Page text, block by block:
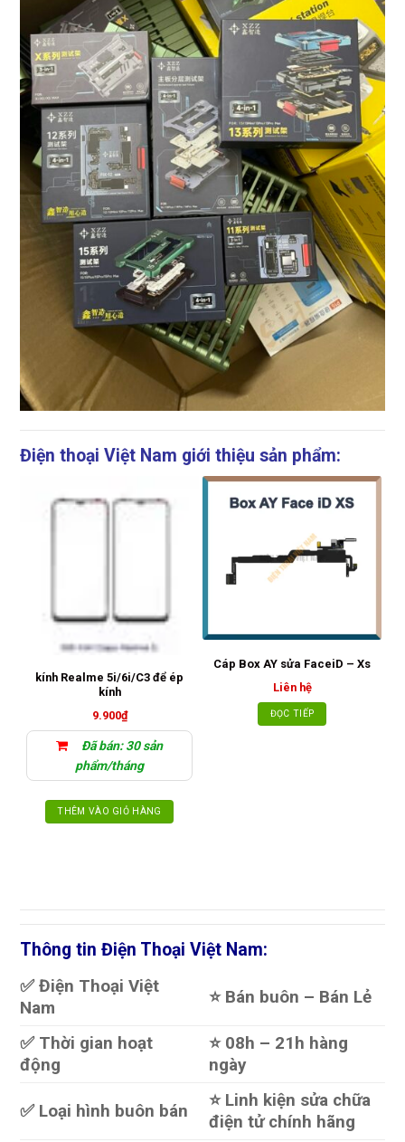
Điện thoại Việt Nam giới thiệu sản phẩm:
kính Realme 5i/6i/C3 để ép
kính
9.900₫
Đã bán: 30 sản
phẩm/tháng
THÊM VÀO GIỎ HÀNG
Cáp Box AY sửa FaceiD – Xs
Liên hệ
ĐỌC TIẾP
Thông tin Điện Thoại Việt Nam:
✅ Điện Thoại Việt
Nam
⭐️ Bán buôn – Bán Lẻ
✅ Thời gian hoạt
động
⭐️ 08h – 21h hàng
ngày
✅ Loại hình buôn bán
⭐️ Linh kiện sửa chữa
điện tử chính hãng